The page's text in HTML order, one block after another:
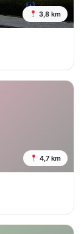
3,8 km
4,7 km